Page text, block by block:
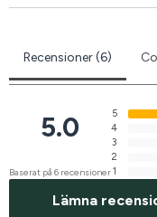
Recensioner (6)
5.0
Baserat på 6 recensioner
5
4
3
2
1
Lämna